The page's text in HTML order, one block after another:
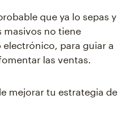
que ya lo sepas y
masivos no tiene
para guiar a
las ventas.
mejorar tu estrategia de